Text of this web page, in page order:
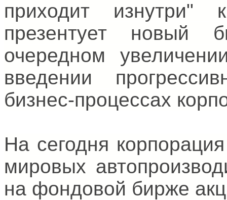
приходит
презентует новый
очередном
введении
бизнес-процессах
На сегодня
мировых
на фондовой бирже